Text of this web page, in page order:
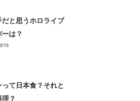
だと思うホロライブ
は？
って日本食？それと
？